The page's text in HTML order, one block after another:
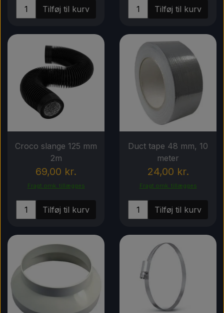
Tilføj til kurv Tilføj til kurv
Croco slange 125 mm
2m
69,00 kr.
Fragt omk. tillægges
Tilføj til kurv
Duct tape 48 mm, 10
meter
24,00 kr.
Fragt omk. tillægges
Tilføj til kurv